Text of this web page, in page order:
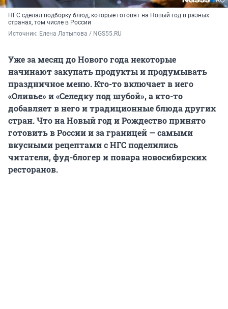
НГС сделал подборку блюд, которые готовят на Новый год в разных
странах, том числе в России
Источник: Елена Латыпова / NGS55.RU
Уже за месяц до Нового года некоторые
начинают закупать продукты и продумывать
праздничное меню. Кто-то включает в него
«Оливье» и «Селедку под шубой», а кто-то
добавляет в него и традиционные блюда других
стран. Что на Новый год и Рождество принято
готовить в России и за границей — самыми
вкусными рецептами с НГС поделились
читатели, фуд-блогер и повара новосибирских
ресторанов.